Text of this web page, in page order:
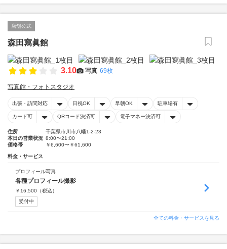
店舗公式
森田寫眞館
3.10 写真 69枚
写真館・フォトスタジオ
出張・訪問対応 日祝OK 早朝OK 駐車場有
カード可 QRコード決済可 電子マネー決済可
住所
千葉県市川市八幡1-2-23
本日の営業状況 8:00〜21:00
価格帯
￥6,600〜￥61,600
料金・サービス
プロフィール写真
各種プロフィール撮影
￥ 16,500 （税込）
受付中
全ての料金・サービスを見る